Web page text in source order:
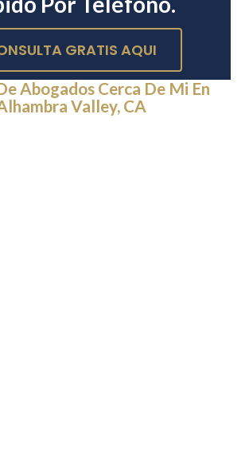
GRATIS AQUI
Abogados Cerca De Mi En
Valley, CA